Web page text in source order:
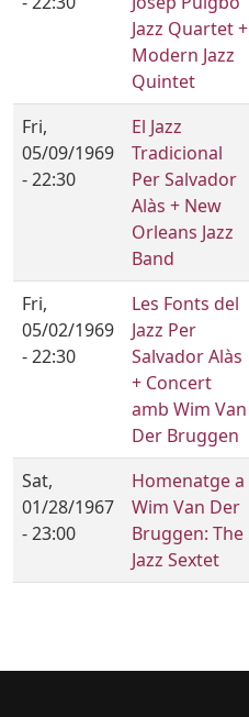
Jazz Quartet +
Modern Jazz
Quintet
Fri,
05/09/1969
- 22:30
El Jazz
Tradicional
Per Salvador
Alàs + New
Orleans Jazz
Band
Fri,
05/02/1969
- 22:30
Les Fonts del
Jazz Per
Salvador Alàs
+ Concert
amb Wim Van
Der Bruggen
Sat,
01/28/1967
- 23:00
Homenatge a
Wim Van Der
Bruggen: The
Jazz Sextet